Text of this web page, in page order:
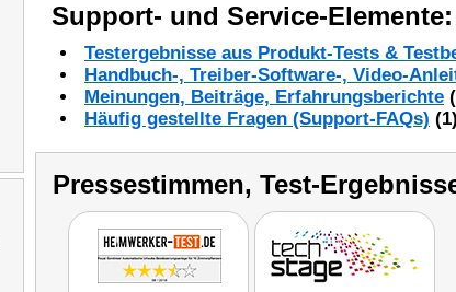
Support- und Service-Elemente:
Testergebnisse aus Produkt-Tests &
Handbuch-, Treiber-Software-, Video-
Meinungen, Beiträge, Erfahrungsberichte
Häufig gestellte Fragen (Support-FAQs) (1)
Pressestimmen, Test-